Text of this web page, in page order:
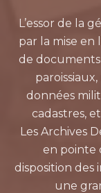
L’essor de la
par la mise
de documents
données
cadastres,
Les Archives
en pointe
disposition
une